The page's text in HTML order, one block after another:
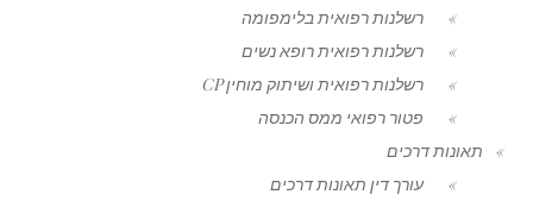
רשלנות רפואית בלימפומה
רשלנות רפואית רופא נשים
רשלנות רפואית ושיתוק מוחין CP
פטור רפואי ממס הכנסה
תאונות דרכים
עורך דין תאונות דרכים